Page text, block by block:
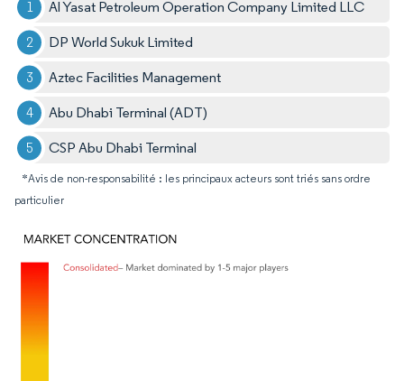
Al Yasat Petroleum Operation Company Limited LLC
DP World Sukuk Limited
Aztec Facilities Management
Abu Dhabi Terminal (ADT)
CSP Abu Dhabi Terminal
*Avis de non-responsabilité : les principaux acteurs sont triés sans ordre
particulier